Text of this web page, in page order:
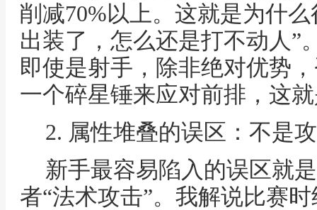
削减70%以上。这就是为什
出装了，怎么还是打不动人”
即使是射手，除非绝对优势
一个碎星锤来应对前排，这
2. 属性堆叠的误区：不是
新手最容易陷入的误区就
者“法术攻击”。我解说比赛